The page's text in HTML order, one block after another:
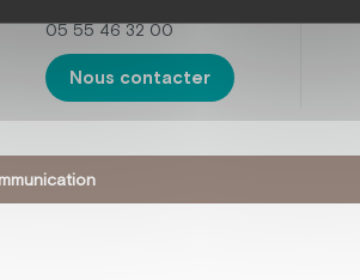
05 55 46 32 00
Nous contacter